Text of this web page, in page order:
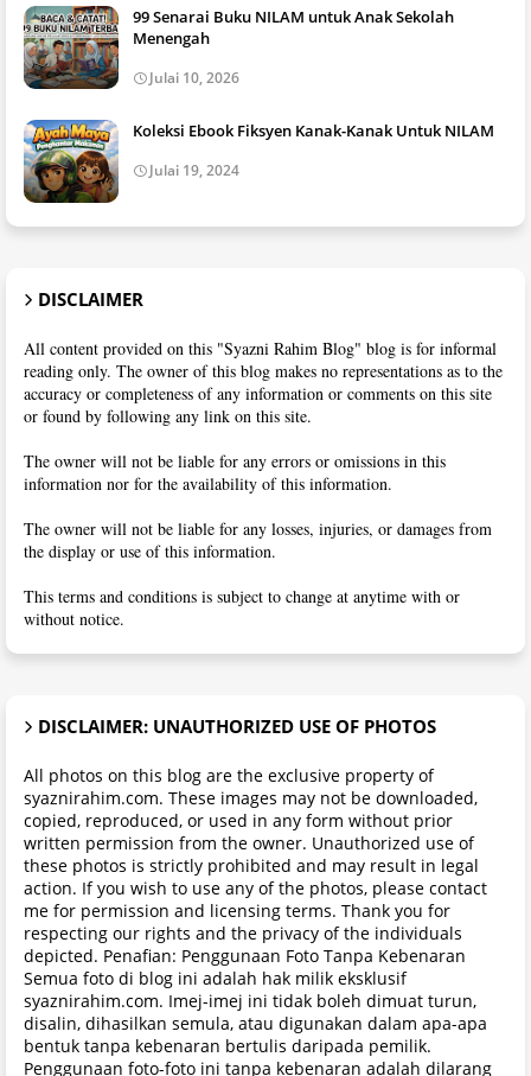
99 Senarai Buku NILAM untuk Anak Sekolah
Menengah
Julai 10, 2026
Koleksi Ebook Fiksyen Kanak-Kanak Untuk NILAM
Julai 19, 2024
DISCLAIMER
All content provided on this "Syazni Rahim Blog" blog is for informal
reading only. The owner of this blog makes no representations as to the
accuracy or completeness of any information or comments on this site
or found by following any link on this site.
The owner will not be liable for any errors or omissions in this
information nor for the availability of this information.
The owner will not be liable for any losses, injuries, or damages from
the display or use of this information.
This terms and conditions is subject to change at anytime with or
without notice.
DISCLAIMER: UNAUTHORIZED USE OF PHOTOS
All photos on this blog are the exclusive property of
syaznirahim.com. These images may not be downloaded,
copied, reproduced, or used in any form without prior
written permission from the owner. Unauthorized use of
these photos is strictly prohibited and may result in legal
action. If you wish to use any of the photos, please contact
me for permission and licensing terms. Thank you for
respecting our rights and the privacy of the individuals
depicted. Penafian: Penggunaan Foto Tanpa Kebenaran
Semua foto di blog ini adalah hak milik eksklusif
syaznirahim.com. Imej-imej ini tidak boleh dimuat turun,
disalin, dihasilkan semula, atau digunakan dalam apa-apa
bentuk tanpa kebenaran bertulis daripada pemilik.
Penggunaan foto-foto ini tanpa kebenaran adalah dilarang